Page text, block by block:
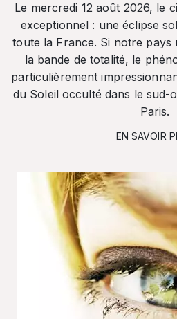
Le mercredi 12 août 2026, le
exceptionnel : une éclipse
toute la France. Si notre
la bande de totalité, le
particulièrement
du Soleil occulté dans le sud-
Paris.
EN SAVOIR